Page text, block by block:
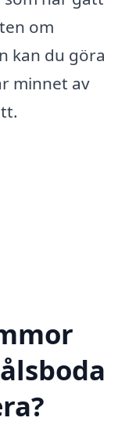
om
kan du göra
minnet av